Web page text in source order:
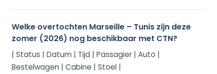
Welke overtochten Marseille – Tunis zijn deze
zomer (2026) nog beschikbaar met CTN?
| Status | Datum | Tijd | Passagier | Auto |
Bestelwagen | Cabine | Stoel |